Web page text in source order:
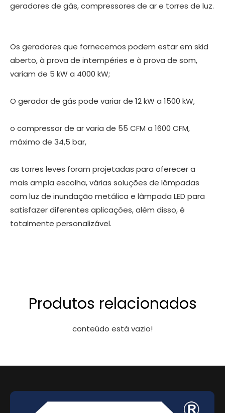
geradores de gás, compressores de ar e torres de luz.
Os geradores que fornecemos podem estar em skid
aberto, à prova de intempéries e à prova de som,
variam de 5 kW a 4000 kW;
O gerador de gás pode variar de 12 kW a 1500 kW,
o compressor de ar varia de 55 CFM a 1600 CFM,
máximo de 34,5 bar,
as torres leves foram projetadas para oferecer a
mais ampla escolha, várias soluções de lâmpadas
com luz de inundação metálica e lâmpada LED para
satisfazer diferentes aplicações, além disso, é
totalmente personalizável.
Produtos relacionados
conteúdo está vazio!